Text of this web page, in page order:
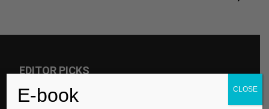
EDITOR PICKS
E-book CLOSE